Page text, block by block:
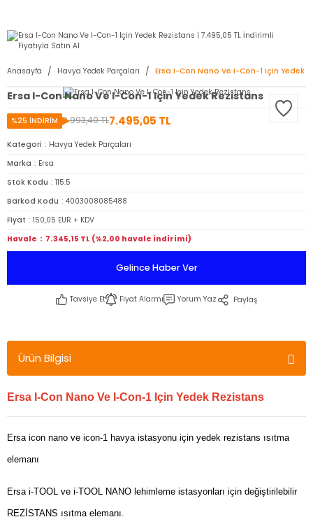
Anasayfa Havya Yedek Parçaları Ersa I-Con Nano Ve I-Con-1 Için Yedek
Ersa I-Con Nano Ve I-Con-1 Için Yedek Rezistans
9.993,40 TL7.495,05 TL
%25 İNDİRİM
Kategori
Havya Yedek Parçaları
Marka
Ersa
Stok Kodu
115.5
Barkod Kodu
4003008085488
Fiyat
150,05 EUR + KDV
Havale
7.345,15 TL (%2,00 havale indirimi)
Gelince Haber Ver
Tavsiye Et Fiyat Alarmı Yorum Yaz Paylaş
Ürün Bilgisi
Ersa I-Con Nano Ve I-Con-1 Için Yedek Rezistans
Ersa icon nano ve icon-1 havya istasyonu için yedek rezistans ısıtma
elemanı
Ersa i-TOOL ve i-TOOL NANO lehimleme istasyonları için değiştirilebilir
REZİSTANS ısıtma elemanı.